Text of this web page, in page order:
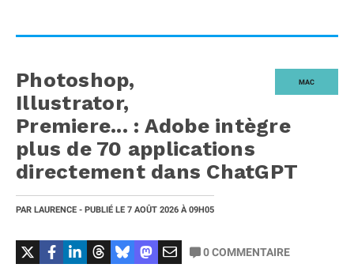
MAC
Photoshop,
Illustrator,
Premiere... : Adobe intègre
plus de 70 applications
directement dans ChatGPT
PAR LAURENCE - PUBLIÉ LE 7 AOÛT 2026 À 09H05
0COMMENTAIRE